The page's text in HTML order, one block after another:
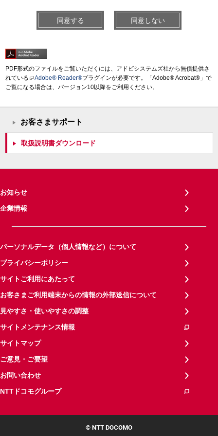
同意する 同意しない
PDF形式のファイルをご覧いただくには、アドビシステムズ社から無償提供さ
れている
Adobe® Reader®プラグインが必要です。「Adobe® Acrobat®」で
ご覧になる場合は、バージョン10以降をご利用ください。
お客さまサポート
取扱説明書ダウンロード
お知らせ
企業情報
パーソナルデータ（個人情報など）について
プライバシーポリシー
サイトご利用にあたって
お客さまご利用端末からの情報の外部送信について
見やすさ・使いやすさの調整
サイトメンテナンス情報
サイトマップ
ご意見・ご要望
お問い合わせ
NTTドコモグループ
© NTT DOCOMO